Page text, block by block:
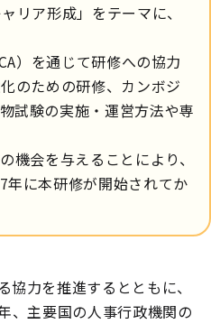
リア形成」をテーマに、
）を通じて研修への協力
のための研修、カンボジ
試験の実施・運営方法や専
会を与えることにより、
年に本研修が開始されてか
力を推進するとともに、
、主要国の人事行政機関の